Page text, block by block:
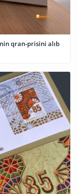
qran-prisini alıb